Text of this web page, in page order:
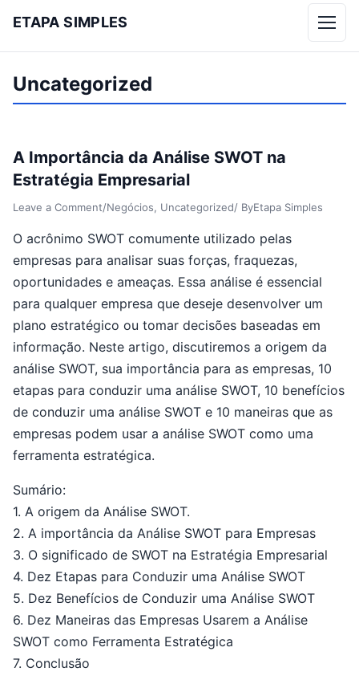
ETAPA SIMPLES Menu
Uncategorized
A Importância da Análise SWOT na
Estratégia Empresarial
Leave a Comment/Negócios, Uncategorized/ ByEtapa Simples
O acrônimo SWOT comumente utilizado pelas
empresas para analisar suas forças, fraquezas,
oportunidades e ameaças. Essa análise é essencial
para qualquer empresa que deseje desenvolver um
plano estratégico ou tomar decisões baseadas em
informação. Neste artigo, discutiremos a origem da
análise SWOT, sua importância para as empresas, 10
etapas para conduzir uma análise SWOT, 10 benefícios
de conduzir uma análise SWOT e 10 maneiras que as
empresas podem usar a análise SWOT como uma
ferramenta estratégica.
Sumário:
1. A origem da Análise SWOT.
2. A importância da Análise SWOT para Empresas
3. O significado de SWOT na Estratégia Empresarial
4. Dez Etapas para Conduzir uma Análise SWOT
5. Dez Benefícios de Conduzir uma Análise SWOT
6. Dez Maneiras das Empresas Usarem a Análise
SWOT como Ferramenta Estratégica
7. Conclusão